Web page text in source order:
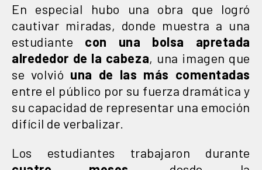
En especial hubo una obra que logró
cautivar miradas, donde muestra a una
estudiante con una bolsa apretada
alrededor de la cabeza, una imagen que
se volvió una de las más comentadas
entre el público por su fuerza dramática y
su capacidad de representar una emoción
difícil de verbalizar.
Los estudiantes trabajaron durante